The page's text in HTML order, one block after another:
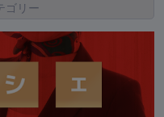
ゴリー